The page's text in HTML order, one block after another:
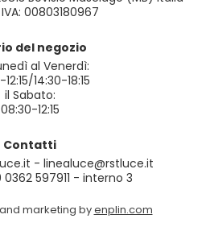
00803180967
del negozio
al Venerdì:
14:30-18:15
il Sabato:
08:30-12:15
Contatti
- linealuce@rstluce.it
597911 - interno 3
marketing byenplin.com